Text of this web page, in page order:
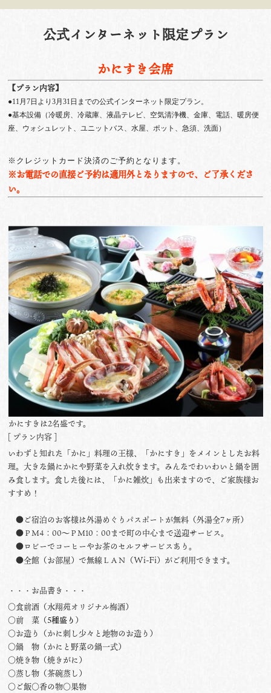
公式インターネット限定プラン
かにすき会席
【プラン内容】
●11月7日より3月31日までの公式インターネット限定プラン。
●基本設備（冷暖房、冷蔵庫、液晶テレビ、空気清浄機、金庫、電話、暖房便
座、ウォシュレット、ユニットバス、水屋、ポット、急須、洗面）
※クレジットカード決済のご予約となります。
※お電話での直接ご予約は適用外となりますので、ご了承くださ
い。
かにすきは2名盛です。
[ プラン内容 ]
いわずと知れた「かに」料理の王様、「かにすき」をメインとしたお料
理。大きな鍋にかにや野菜を入れ炊きます。みんなでわいわいと鍋を囲
み食します。食した後には、「かに雑炊」も出来ますので、ご家族様お
すすめ！
●ご宿泊のお客様は外湯めぐりパスポートが無料（外湯全7ヶ所）
●ＰＭ4：00〜ＰＭ10：00まで町の中心まで送迎サービス。
●ロビーでコーヒーやお茶のセルフサービスあり。
●全館（お部屋）で無線ＬＡＮ（Wi-Fi）がご利用できます。
・・・お品書き・・・
○食前酒（水翔苑オリジナル梅酒）
○前 菜（5種盛り ）
○お造り（かに刺し少々と地物のお造り）
○鍋 物（かにと野菜の鍋一式）
○焼き物（焼きがに）
○蒸し物（茶碗蒸し）
○ご飯○香の物○果物